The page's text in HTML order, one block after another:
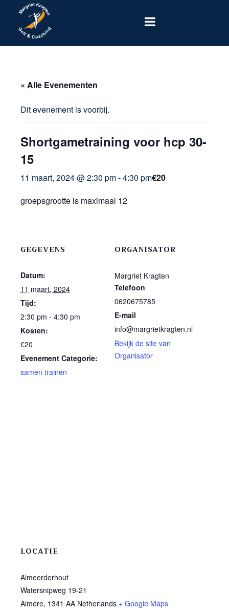
« Alle Evenementen
Dit evenement is voorbij.
Shortgametraining voor hcp 30-
15
11 maart, 2024 @ 2:30 pm-4:30 pm€20
groepsgrootte is maximaal 12
GEGEVENS
Datum:
11 maart, 2024
Tijd:
2:30 pm - 4:30 pm
Kosten:
€20
Evenement Categorie:
samen trainen
ORGANISATOR
Margriet Kragten
Telefoon
0620675785
E-mail
info@margrietkragten.nl
Bekijk de site van
Organisator
LOCATIE
Almeerderhout
Watersnipweg 19-21
Almere, 1341 AA Netherlands + Google Maps